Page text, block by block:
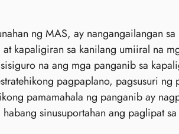
ng MAS, ay nangangailangan
kapaligiran sa kanilang umiiral na
na ang mga panganib sa
pagpaplano, pagsusuri
pamamahala ng panganib ay
sinusuportahan ang paglipat